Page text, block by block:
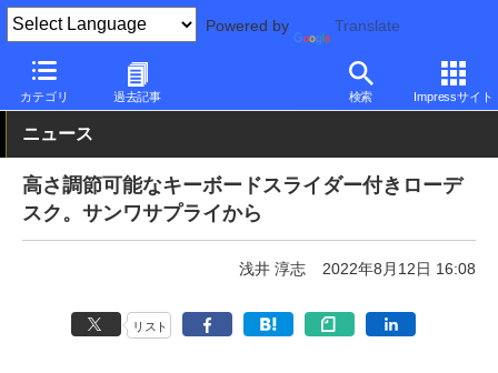
Powered by Translate
カテゴリ 過去記事 検索 Impressサイト
PC Watch 半導体/周辺機器
ニュース
高さ調節可能なキーボードスライダー付きローデ
スク。サンワサプライから
浅井 淳志 2022年8月12日 16:08
リスト